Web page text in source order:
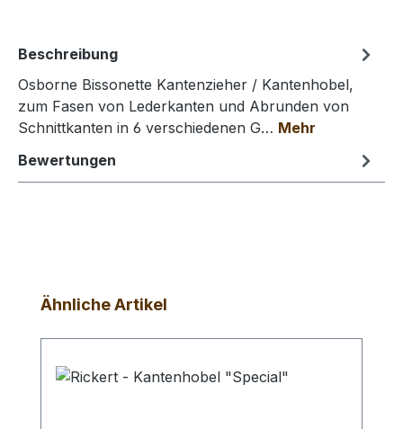
Beschreibung
Osborne Bissonette Kantenzieher / Kantenhobel,
zum Fasen von Lederkanten und Abrunden von
Schnittkanten in 6 verschiedenen G… Mehr
Bewertungen
Produktgalerie überspringen
Ähnliche Artikel